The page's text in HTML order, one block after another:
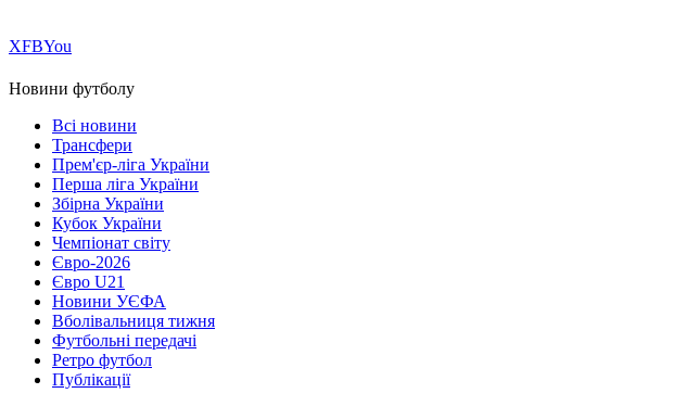
ХFBYou
Новини футболу
Всі новини
Трансфери
Прем'єр-ліга України
Перша ліга України
Збірна України
Кубок України
Чемпіонат світу
Євро-2026
Євро U21
Новини УЄФА
Вболівальниця тижня
Футбольні передачі
Ретро футбол
Публікації